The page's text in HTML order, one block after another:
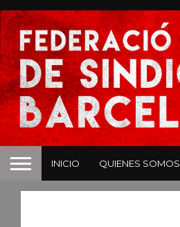
INICIO QUIENES SOMOS